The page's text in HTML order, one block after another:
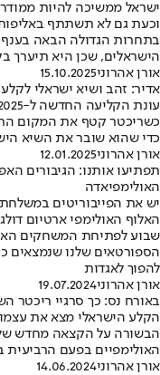
ישראל ממשיכה להיות
וכעת גם לא תשתתף
בתחרות הגדולה הבאה
הישראלים, שכן היא תיערך
אורן אהרוני15.10.2025
אדיר: זהב ושיא ישראלי
כדי שהוא שובר את השיא
אורן אהרוני12.01.2025
תפתיעו אותנו: הגיבורים
האולימפיאדה
יש את הפייבוריטים
האלוף האולימפי ארטיום
שבוע לפתיחת המשחקים
הספורטאים שלנו שנמצאים
להפוך לאגדות
אורן אהרוני19.07.2024
באורח נס: כך סרגיי ריכטר
הקלע הישראלי מצא את
הבשורה על הקצאה מחדש
האולימפיים בפעם הרביעית
אורן אהרוני14.06.2024